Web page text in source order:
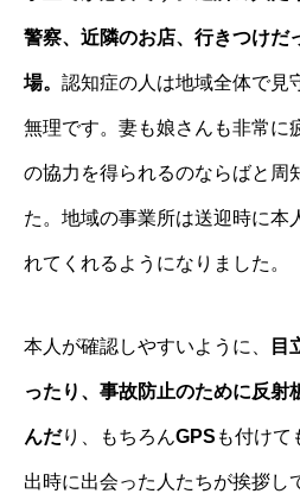
警察、近隣のお店、行きつけだ
場。 認知症の人は地域全体で見
無理です。妻も娘さんも非常に
の協力を得られるのならばと周
た。地域の事業所は送迎時に本
れてくれるようになりました。
本人が確認しやすいように、 目
ったり、事故防止のために反射
んだり、もちろんGPS も付けて
出時に出会った人たちが挨拶し